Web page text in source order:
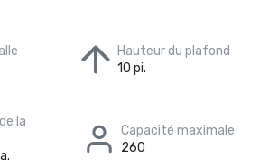
Hauteur du plafond
10 pi.
la
Capacité maximale
260